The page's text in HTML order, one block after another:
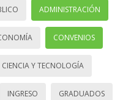
ADMINISTRACIÓN
CONVENIOS
CIENCIA Y TECNOLOGÍA
INGRESO GRADUADOS